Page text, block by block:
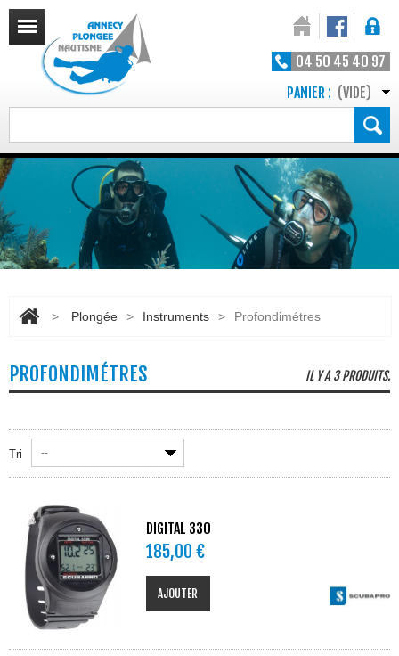
04 50 45 40 97
PANIER : (VIDE)
> Plongée > Instruments > Profondimétres
PROFONDIMÉTRES IL Y A 3 PRODUITS.
Tri --
DIGITAL 330
185,00 €
AJOUTER